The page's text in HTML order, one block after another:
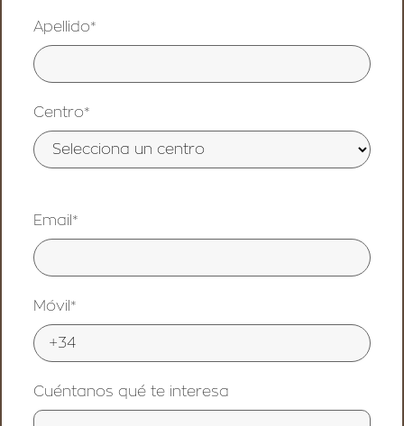
Apellido*
Centro*
Email*
Móvil*
Cuéntanos qué te interesa